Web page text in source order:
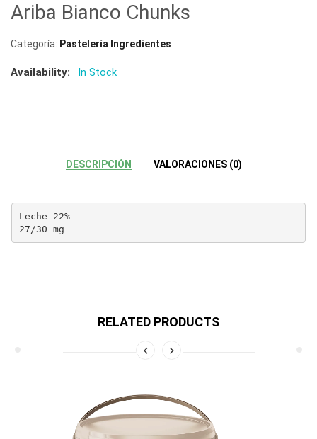
Ariba Bianco Chunks
Categoría: Pastelería Ingredientes
Availability: In Stock
DESCRIPCIÓN VALORACIONES (0)
Leche 22%
27/30 mg
RELATED PRODUCTS